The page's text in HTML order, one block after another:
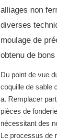
alliages non
diverses
moulage de
obtenu de
Du point de vue
coquille de sable
a. Remplacer
pièces de
nécessitant des
Le processus de